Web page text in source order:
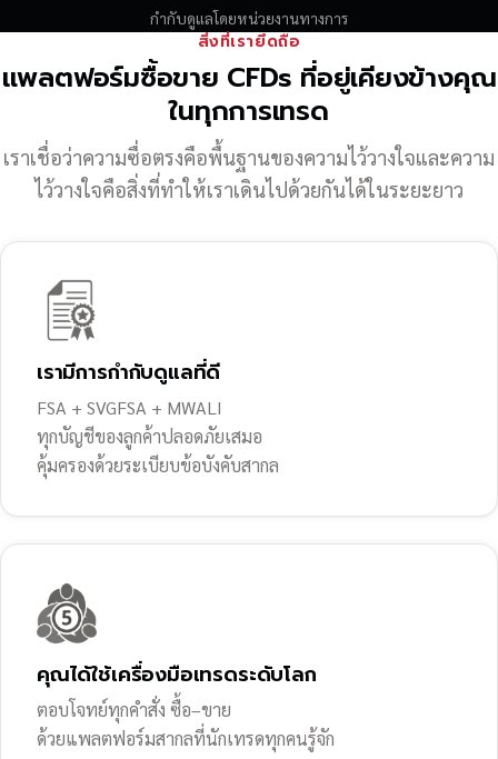
กำกับดูแลโดยหน่วยงานทางการ
สิ่งที่เรายึดถือ
แพลตฟอร์มซื้อขาย CFDs ที่อยู่เคียงข้างคุณ
ในทุกการเทรด
เราเชื่อว่าความซื่อตรงคือพื้นฐานของความไว้วางใจและความ
ไว้วางใจคือสิ่งที่ทำให้เราเดินไปด้วยกันได้ในระยะยาว
เรามีการกำกับดูแลที่ดี
FSA + SVGFSA + MWALI
ทุกบัญชีของลูกค้าปลอดภัยเสมอ
คุ้มครองด้วยระเบียบข้อบังคับสากล
คุณได้ใช้เครื่องมือเทรดระดับโลก
ตอบโจทย์ทุกคำสั่ง ซื้อ–ขาย
ด้วยแพลตฟอร์มสากลที่นักเทรดทุกคนรู้จัก